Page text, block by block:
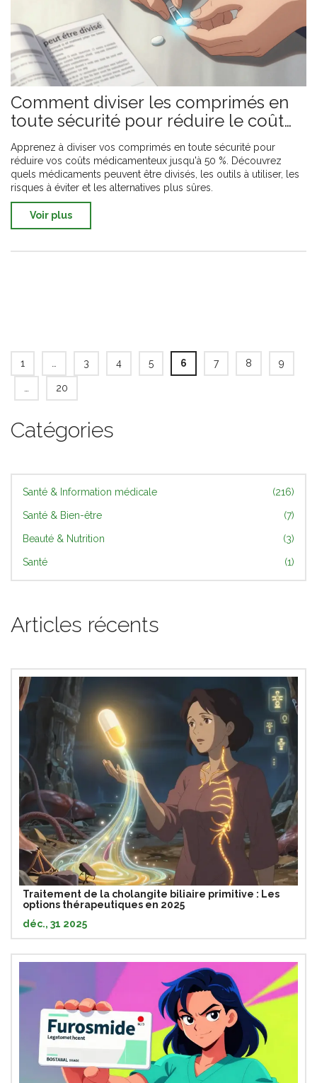
Comment diviser les comprimés en
toute sécurité pour réduire le coût
des médicaments
Apprenez à diviser vos comprimés en toute sécurité pour
réduire vos coûts médicamenteux jusqu'à 50 %. Découvrez
quels médicaments peuvent être divisés, les outils à utiliser, les
risques à éviter et les alternatives plus sûres.
Voir plus
1 3 4 5 6 7 8 9
20
Catégories
Santé & Information médicale (216)
Santé & Bien-être (7)
Beauté & Nutrition (3)
Santé (1)
Articles récents
Traitement de la cholangite biliaire primitive : Les
options thérapeutiques en 2025
déc., 31 2025